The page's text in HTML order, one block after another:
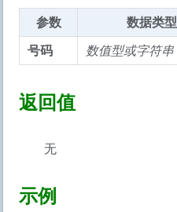
参数 数据类型
号码
数值型或字符串
返回值
无
示例